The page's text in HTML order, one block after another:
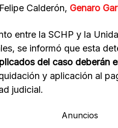
Calderón, Genaro
entre la SCHP y la
se informó que esta
del caso deberán
y aplicación al
judicial.
Anuncios